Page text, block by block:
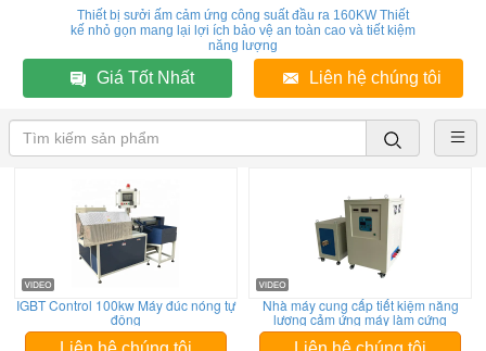
Thiết bị sưởi ấm cảm ứng công suất đầu ra 160KW Thiết
kế nhỏ gọn mang lại lợi ích bảo vệ an toàn cao và tiết kiệm
năng lượng
Giá Tốt Nhất Liên hệ chúng tôi
IGBT Control 100kw Máy đúc nóng tự
động
Nhà máy cung cấp tiết kiệm năng
lượng cảm ứng máy làm cứng